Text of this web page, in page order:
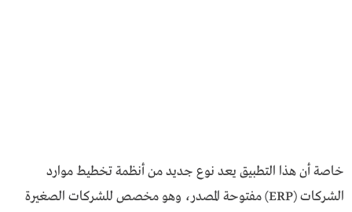
خاصة أن هذا التطبيق يعد نوع جديد من أنظمة تخطيط موارد
الشركات (ERP) مفتوحة المصدر، وهو مخصص للشركات الصغيرة